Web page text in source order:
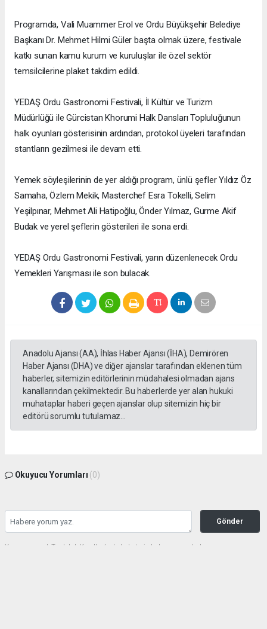
Programda, Vali Muammer Erol ve Ordu Büyükşehir Belediye
Başkanı Dr. Mehmet Hilmi Güler başta olmak üzere, festivale
katkı sunan kamu kurum ve kuruluşlar ile özel sektör
temsilcilerine plaket takdim edildi.
YEDAŞ Ordu Gastronomi Festivali, İl Kültür ve Turizm
Müdürlüğü ile Gürcistan Khorumi Halk Dansları Topluluğunun
halk oyunları gösterisinin ardından, protokol üyeleri tarafından
stantların gezilmesi ile devam etti.
Yemek söyleşilerinin de yer aldığı program, ünlü şefler Yıldız Öz
Samaha, Özlem Mekik, Masterchef Esra Tokelli, Selim
Yeşilpınar, Mehmet Ali Hatipoğlu, Önder Yılmaz, Gurme Akif
Budak ve yerel şeflerin gösterileri ile sona erdi.
YEDAŞ Ordu Gastronomi Festivali, yarın düzenlenecek Ordu
Yemekleri Yarışması ile son bulacak.
Anadolu Ajansı (AA), İhlas Haber Ajansı (İHA), Demirören
Haber Ajansı (DHA) ve diğer ajanslar tarafından eklenen tüm
haberler, sitemizin editörlerinin müdahalesi olmadan ajans
kanallarından çekilmektedir. Bu haberlerde yer alan hukuki
muhataplar haberi geçen ajanslar olup sitemizin hiç bir
editörü sorumlu tutulamaz...
Okuyucu Yorumları (0)
Gönder
Yorum yazarak Topluluk Kuralları’nı kabul etmiş bulunuyor ve haberunye.com